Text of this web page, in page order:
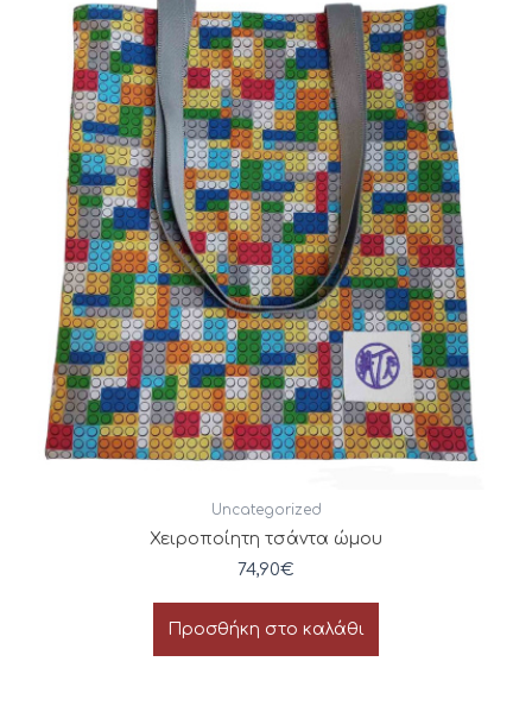
Uncategorized
Χειροποίητη τσάντα ώμου
74,90€
Προσθήκη στο καλάθι